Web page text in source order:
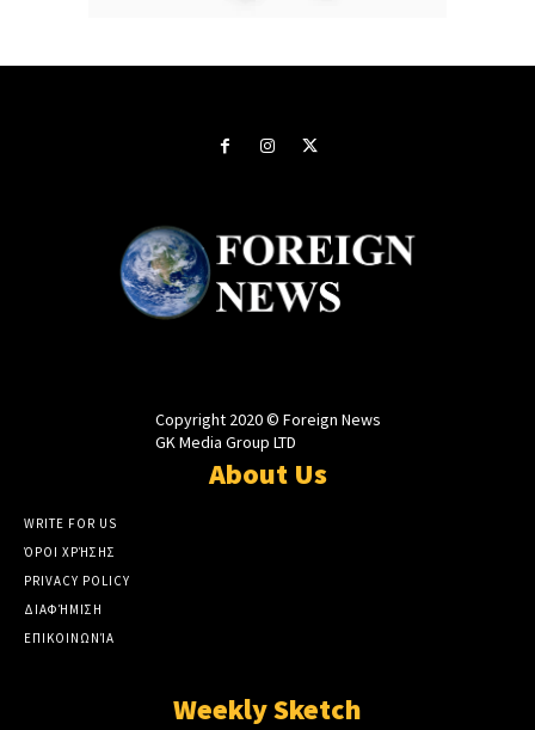
Copyright 2020 © Foreign News
GK Media Group LTD
About Us
WRITE FOR US
ΌΡΟΙ ΧΡΉΣΗΣ
PRIVACY POLICY
ΔΙΑΦΉΜΙΣΗ
ΕΠΙΚΟΙΝΩΝΊΑ
Weekly Sketch